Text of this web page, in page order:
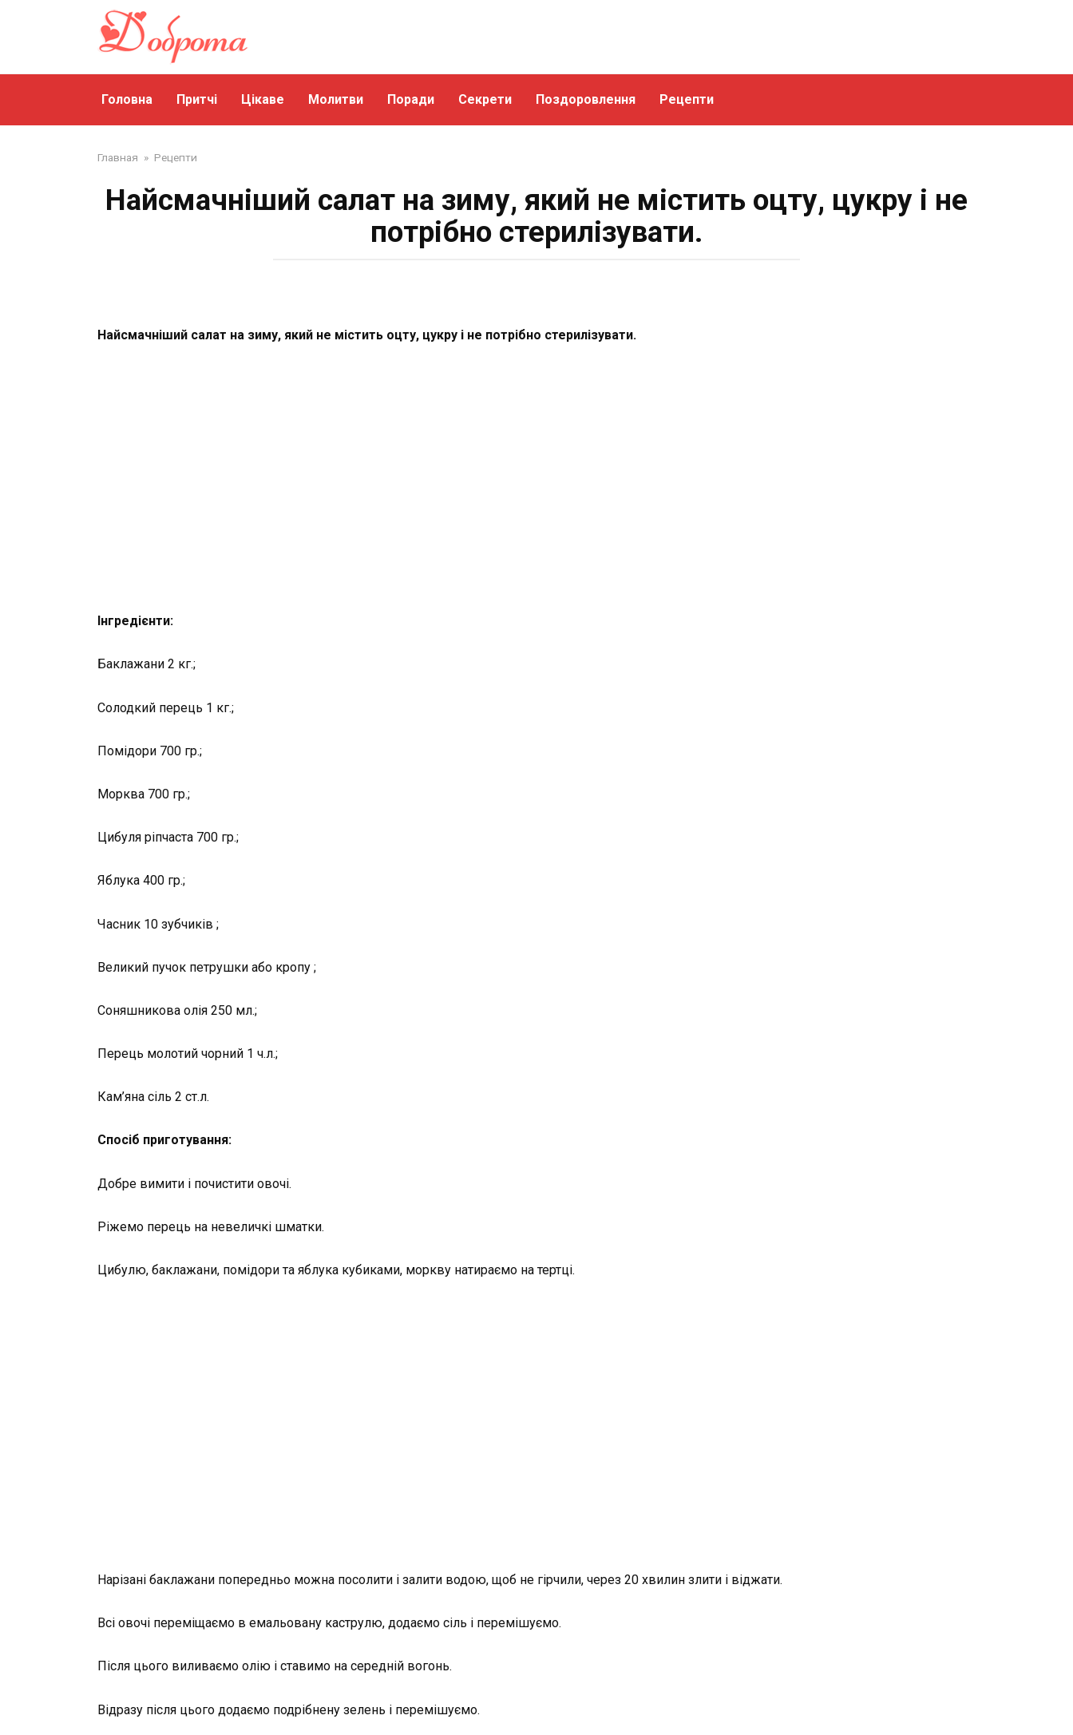
Головна Притчі Цікаве Молитви Поради Секрети Поздоровлення Рецепти
Главная » Рецепти
Найсмачніший салат на зиму, який не містить оцту, цукру і не
потрібно стерилізувати.
Найсмачніший салат на зиму, який не містить оцту, цукру і не потрібно стерилізувати.
Інгредієнти:
Баклажани 2 кг.;
Солодкий перець 1 кг.;
Помідори 700 гр.;
Морква 700 гр.;
Цибуля ріпчаста 700 гр.;
Яблука 400 гр.;
Часник 10 зубчиків ;
Великий пучок петрушки або кропу ;
Соняшникова олія 250 мл.;
Перець молотий чорний 1 ч.л.;
Кам’яна сіль 2 ст.л.
Спосіб приготування:
Добре вимити і почистити овочі.
Ріжемо перець на невеличкі шматки.
Цибулю, баклажани, помідори та яблука кубиками, моркву натираємо на тертці.
Нарізані баклажани попередньо можна посолити і залити водою, щоб не гірчили, через 20 хвилин злити і віджати.
Всі овочі переміщаємо в емальовану каструлю, додаємо сіль і перемішуємо.
Після цього виливаємо олію і ставимо на середній вогонь.
Відразу після цього додаємо подрібнену зелень і перемішуємо.